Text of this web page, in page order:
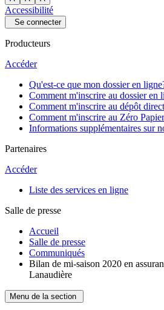
Accessibilité
Se connecter
Producteurs
Accéder
Qu'est-ce que mon dossier en
Comment m'inscrire au dossier en
Comment m'inscrire au dépôt direct
Comment m'inscrire au Zéro Papier
Informations supplémentaires sur
Partenaires
Accéder
Liste des services en ligne
Salle de presse
Accueil
Salle de presse
Communiqués
Bilan de mi-saison 2020 en
Lanaudière
Menu de la section